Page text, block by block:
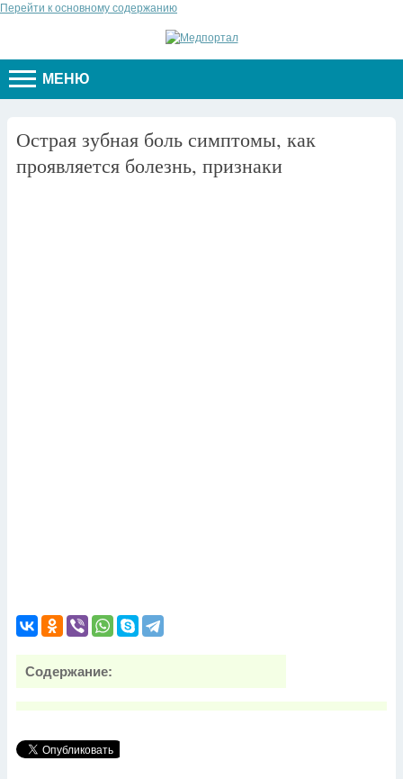
Перейти к основному содержанию
МЕНЮ
Острая зубная боль симптомы, как
проявляется болезнь, признаки
Содержание: